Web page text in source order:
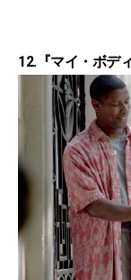
12.『マイ・ボデ